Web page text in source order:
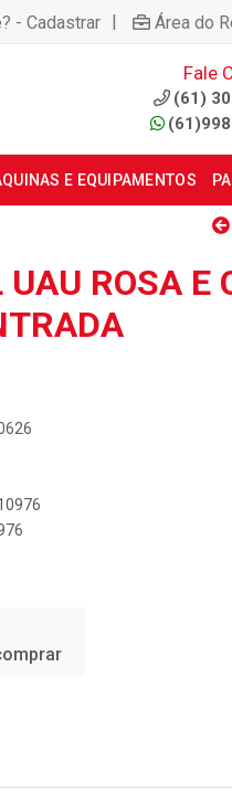
- Cadastrar | Área do
Fale
(61)
E EQUIPAMENTOS
ROSA E